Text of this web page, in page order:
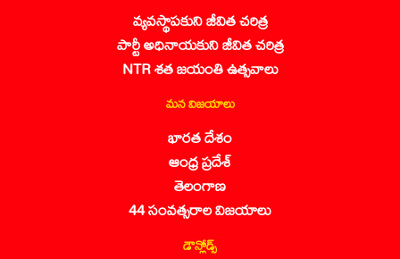
వ్యవస్థాపకుని జీవిత చరిత్ర
పార్టీ అధినాయకుని జీవిత చరిత్ర
NTR శత జయంతి ఉత్సవాలు
మన విజయాలు
భారత దేశం
ఆంధ్ర ప్రదేశ్
తెలంగాణ
44 సంవత్సరాల విజయాలు
డౌన్లోడ్స్